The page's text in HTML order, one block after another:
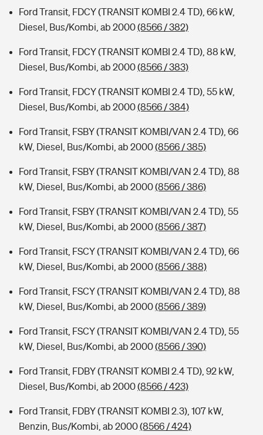
Ford Transit, FDCY (TRANSIT KOMBI 2.4 TD), 66 kW,
Diesel, Bus/Kombi, ab 2000(8566 / 382)
Ford Transit, FDCY (TRANSIT KOMBI 2.4 TD), 88 kW,
Diesel, Bus/Kombi, ab 2000(8566 / 383)
Ford Transit, FDCY (TRANSIT KOMBI 2.4 TD), 55 kW,
Diesel, Bus/Kombi, ab 2000(8566 / 384)
Ford Transit, FSBY (TRANSIT KOMBI/VAN 2.4 TD), 66
kW, Diesel, Bus/Kombi, ab 2000(8566 / 385)
Ford Transit, FSBY (TRANSIT KOMBI/VAN 2.4 TD), 88
kW, Diesel, Bus/Kombi, ab 2000(8566 / 386)
Ford Transit, FSBY (TRANSIT KOMBI/VAN 2.4 TD), 55
kW, Diesel, Bus/Kombi, ab 2000(8566 / 387)
Ford Transit, FSCY (TRANSIT KOMBI/VAN 2.4 TD), 66
kW, Diesel, Bus/Kombi, ab 2000(8566 / 388)
Ford Transit, FSCY (TRANSIT KOMBI/VAN 2.4 TD), 88
kW, Diesel, Bus/Kombi, ab 2000(8566 / 389)
Ford Transit, FSCY (TRANSIT KOMBI/VAN 2.4 TD), 55
kW, Diesel, Bus/Kombi, ab 2000(8566 / 390)
Ford Transit, FDBY (TRANSIT KOMBI 2.4 TD), 92 kW,
Diesel, Bus/Kombi, ab 2000(8566 / 423)
Ford Transit, FDBY (TRANSIT KOMBI 2.3), 107 kW,
Benzin, Bus/Kombi, ab 2000(8566 / 424)